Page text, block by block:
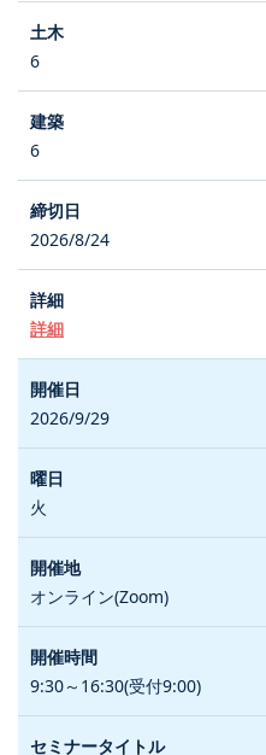
6
6
2026/8/24
詳細
2026/9/29
火
オンライン(Zoom)
9:30～16:30(受付9:00)